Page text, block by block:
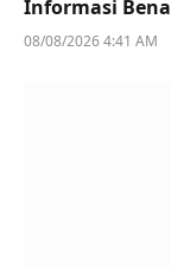
Informasi
08/08/2026 4:41 AM